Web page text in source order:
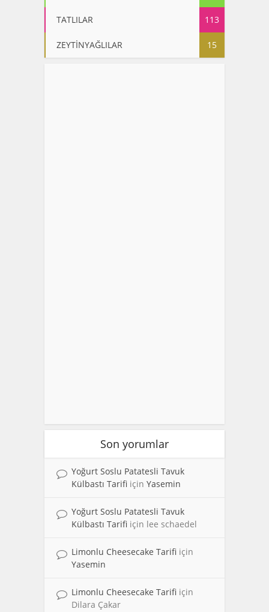
TATLILAR 113
ZEYTİNYAĞLILAR 15
Son yorumlar
Yoğurt Soslu Patatesli Tavuk
Külbastı Tarifi için Yasemin
Yoğurt Soslu Patatesli Tavuk
Külbastı Tarifi için lee schaedel
Limonlu Cheesecake Tarifi için
Yasemin
Limonlu Cheesecake Tarifi için
Dilara Çakar